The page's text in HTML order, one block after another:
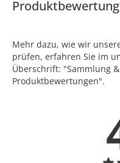
Mehr dazu, wie wir
prüfen, erfahren Sie im
Überschrift: "Sammlung
Produktbewertungen".